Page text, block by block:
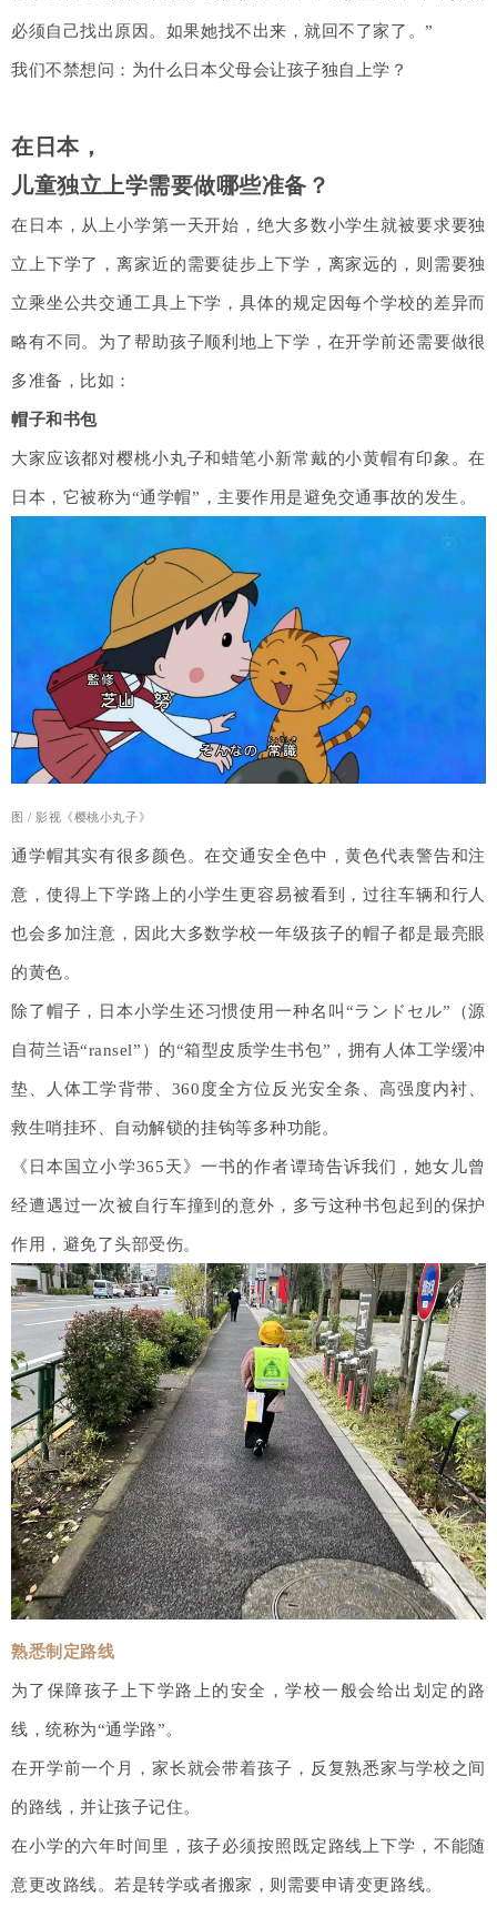
必须自己找出原因。如果她找不出来，就回不了家了。”
我们不禁想问：为什么日本父母会让孩子独自上学？
在日本，
儿童独立上学需要做哪些准备？
在日本，从上小学第一天开始，绝大多数小学生就被要求要独
立上下学了，离家近的需要徒步上下学，离家远的，则需要独
立乘坐公共交通工具上下学，具体的规定因每个学校的差异而
略有不同。为了帮助孩子顺利地上下学，在开学前还需要做很
多准备，比如：
帽子和书包
大家应该都对樱桃小丸子和蜡笔小新常戴的小黄帽有印象。在
日本，它被称为“通学帽”，主要作用是避免交通事故的发生。
图 / 影视《樱桃小丸子》
通学帽其实有很多颜色。在交通安全色中，黄色代表警告和注
意，使得上下学路上的小学生更容易被看到，过往车辆和行人
也会多加注意，因此大多数学校一年级孩子的帽子都是最亮眼
的黄色。
除了帽子，日本小学生还习惯使用一种名叫“ランドセル”（源
自荷兰语“ransel”）的“箱型皮质学生书包”，拥有人体工学缓冲
垫、人体工学背带、360度全方位反光安全条、高强度内衬、
救生哨挂环、自动解锁的挂钩等多种功能。
《日本国立小学365天》一书的作者谭琦告诉我们，她女儿曾
经遭遇过一次被自行车撞到的意外，多亏这种书包起到的保护
作用，避免了头部受伤。
熟悉制定路线
为了保障孩子上下学路上的安全，学校一般会给出划定的路
线，统称为“通学路”。
在开学前一个月，家长就会带着孩子，反复熟悉家与学校之间
的路线，并让孩子记住。
在小学的六年时间里，孩子必须按照既定路线上下学，不能随
意更改路线。若是转学或者搬家，则需要申请变更路线。